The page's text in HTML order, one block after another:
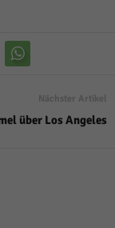
Nächster Artikel
über Los Angeles